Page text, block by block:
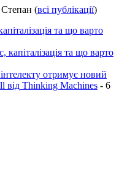
Степан (всі публікації)
та що варто
та що варто
отримує новий
від Thinking Machines - 6